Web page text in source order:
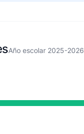
Año escolar 2025-2026